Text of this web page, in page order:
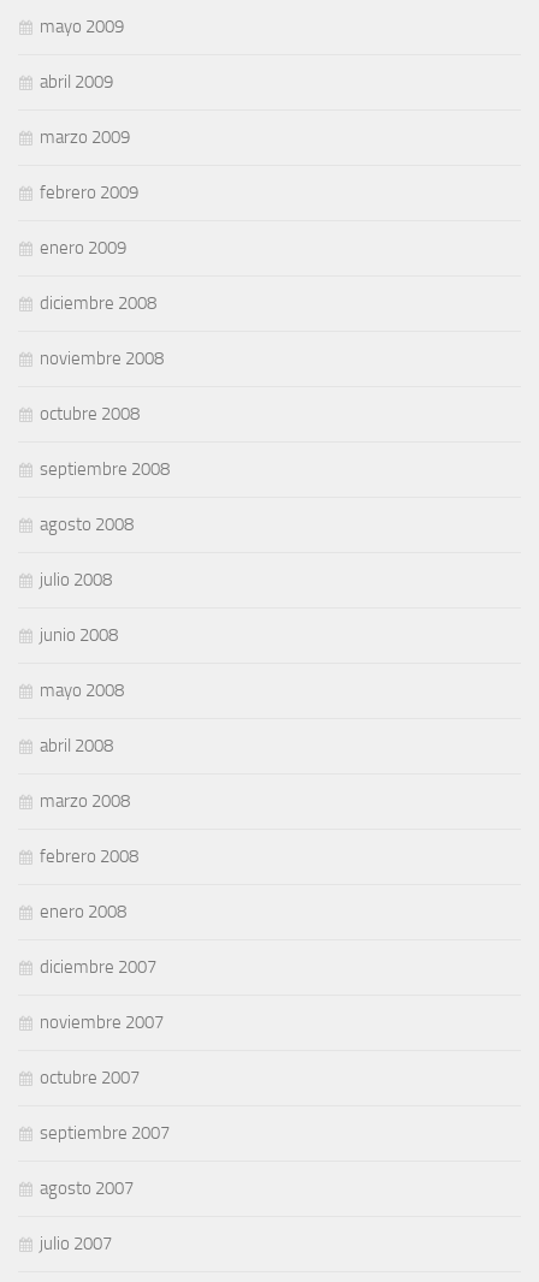
mayo 2009
abril 2009
marzo 2009
febrero 2009
enero 2009
diciembre 2008
noviembre 2008
octubre 2008
septiembre 2008
agosto 2008
julio 2008
junio 2008
mayo 2008
abril 2008
marzo 2008
febrero 2008
enero 2008
diciembre 2007
noviembre 2007
octubre 2007
septiembre 2007
agosto 2007
julio 2007